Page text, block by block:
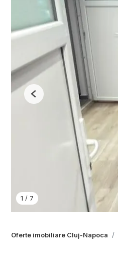
1 / 7
Previous
Oferte imobiliare Cluj-Napoca